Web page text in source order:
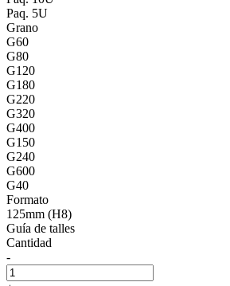
Paq. 5U
Grano
G60
G80
G120
G180
G220
G320
G400
G150
G240
G600
G40
Formato
125mm (H8)
Guía de talles
Cantidad
-